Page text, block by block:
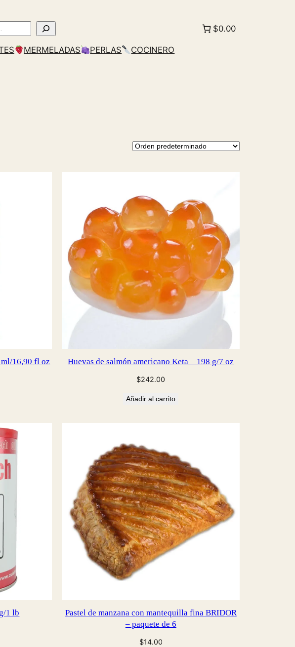
$0.00
MERMELADAS PERLAS COCINERO
ml/16,90 fl oz Huevas de salmón americano Keta – 198 g/7 oz
$242.00
Añadir al carrito
1 lb
Pastel de manzana con mantequilla fina BRIDOR
– paquete de 6
$14.00